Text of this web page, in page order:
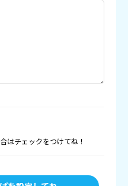
はチェックをつけてね！